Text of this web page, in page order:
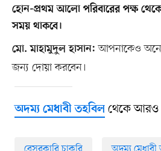
হোন-প্রথম আলো পরিবারের পক্ষ
সময় থাকবে।
মো. মাহামুদুল হাসান: আপনাকেও
জন্য দোয়া করবেন।
অদম্য মেধাবী তহবিলথেকে